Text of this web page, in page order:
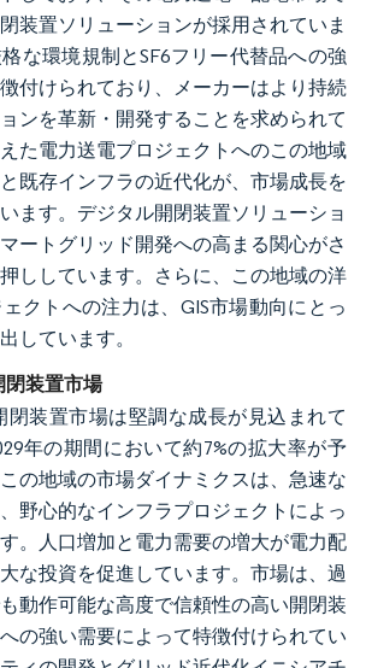
装置ソリューションが採用されていま
な環境規制とSF6フリー代替品への強
付けられており、メーカーはより持続
ンを革新・開発することを求められて
た電力送電プロジェクトへのこの地域
既存インフラの近代化が、市場成長を
ます。デジタル開閉装置ソリューショ
ートグリッド開発への高まる関心がさ
ししています。さらに、この地域の洋
ェクトへの注力は、GIS市場動向にとっ
しています。
装置市場
閉装置市場は堅調な成長が見込まれて
年の期間において約7%の拡大率が予
の地域の市場ダイナミクスは、急速な
野心的なインフラプロジェクトによっ
。人口増加と電力需要の増大が電力配
な投資を促進しています。市場は、過
動作可能な高度で信頼性の高い開閉装
の強い需要によって特徴付けられてい